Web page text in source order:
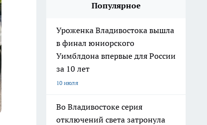
Популярное
Уроженка Владивостока вышла
в финал юниорского
Уимблдона впервые для России
за 10 лет
10 июля
Во Владивостоке серия
отключений света затронула